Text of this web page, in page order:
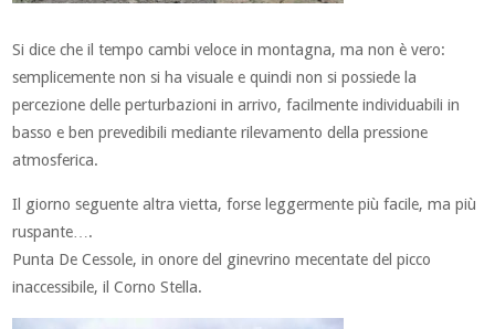
Si dice che il tempo cambi veloce in montagna, ma non è vero:
semplicemente non si ha visuale e quindi non si possiede la
percezione delle perturbazioni in arrivo, facilmente individuabili in
basso e ben prevedibili mediante rilevamento della pressione
atmosferica.
Il giorno seguente altra vietta, forse leggermente più facile, ma più
ruspante….
Punta De Cessole, in onore del ginevrino mecentate del picco
inaccessibile, il Corno Stella.